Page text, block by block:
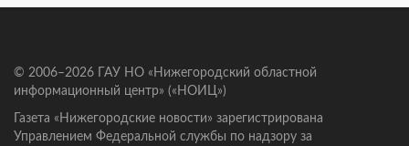
© 2006–2026 ГАУ НО «Нижегородский областной
информационный центр» («НОИЦ»)
Газета «Нижегородские новости» зарегистрирована
Управлением Федеральной службы по надзору за